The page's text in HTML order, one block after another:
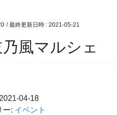
/ 最終更新日時 : 2021-05-21
風マルシェ
04-18
ー: イベント